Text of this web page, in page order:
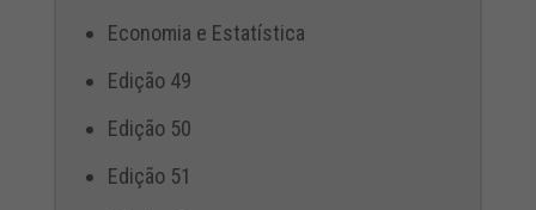
Economia e Estatística
Edição 49
Edição 50
Edição 51